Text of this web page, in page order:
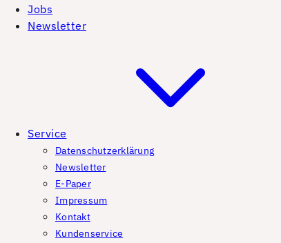
Jobs
Newsletter
Service
Datenschutzerklärung
Newsletter
E-Paper
Impressum
Kontakt
Kundenservice